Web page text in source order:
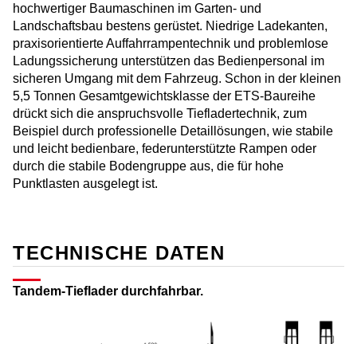
hochwertiger Baumaschinen im Garten- und
Landschaftsbau bestens gerüstet. Niedrige Ladekanten,
praxisorientierte Auffahrrampentechnik und problemlose
Ladungssicherung unterstützen das Bedienpersonal im
sicheren Umgang mit dem Fahrzeug. Schon in der kleinen
5,5 Tonnen Gesamtgewichtsklasse der ETS-Baureihe
drückt sich die anspruchsvolle Tiefladertechnik, zum
Beispiel durch professionelle Detaillösungen, wie stabile
und leicht bedienbare, federunterstützte Rampen oder
durch die stabile Bodengruppe aus, die für hohe
Punktlasten ausgelegt ist.
TECHNISCHE DATEN
Tandem-Tieflader durchfahrbar.